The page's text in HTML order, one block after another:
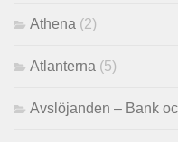
Athena (2)
Atlanterna (5)
Avslöjanden – Bank